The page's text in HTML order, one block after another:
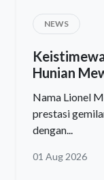
NEWS
Hunian
Nama Lionel
prestasi
dengan...
01 Aug 2026